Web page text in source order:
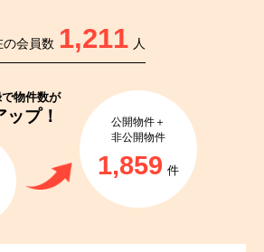
の会員数 1,211 人
物件数が
ップ！
公開物件＋
非公開物件
1,859 件